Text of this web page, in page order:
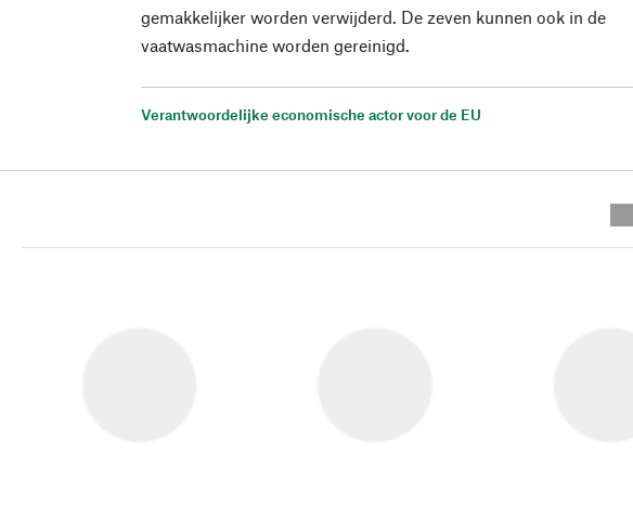
gemakkelijker worden verwijderd. De zeven kunnen ook in de
vaatwasmachine worden gereinigd.
Verantwoordelijke economische actor voor de EU